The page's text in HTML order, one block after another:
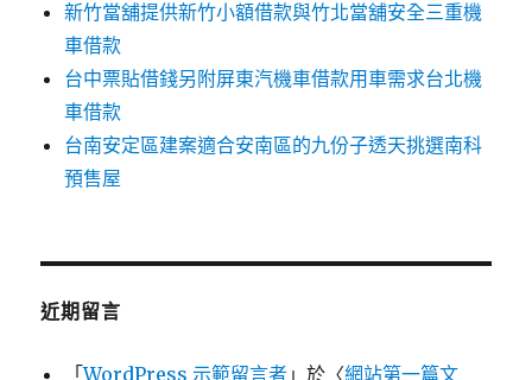
新竹當舖提供新竹小額借款與竹北當舖安全三重機
車借款
台中票貼借錢另附屏東汽機車借款用車需求台北機
車借款
台南安定區建案適合安南區的九份子透天挑選南科
預售屋
近期留言
「WordPress 示範留言者 」於〈網站第一篇文